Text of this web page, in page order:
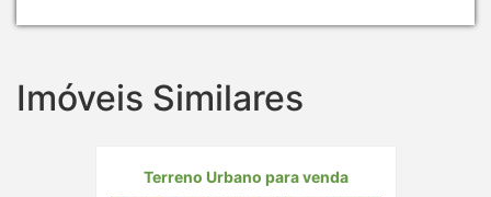
Imóveis Similares
Terreno Urbano para venda